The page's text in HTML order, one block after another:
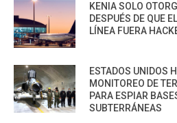
KENIA SOLO
DESPUÉS DE QUE
LÍNEA FUERA
ESTADOS UNIDOS
MONITOREO DE
PARA ESPIAR
SUBTERRÁNEAS